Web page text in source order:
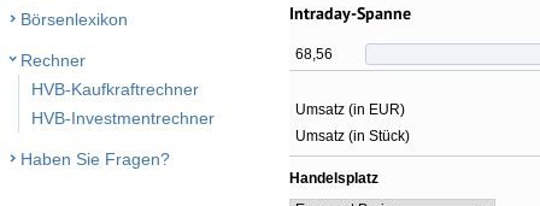
Börsenlexikon
Rechner
HVB-Kaufkraftrechner
HVB-Investmentrechner
Haben Sie Fragen?
Intraday-Spanne
68,56
Umsatz (in EUR)
Umsatz (in Stück)
Handelsplatz